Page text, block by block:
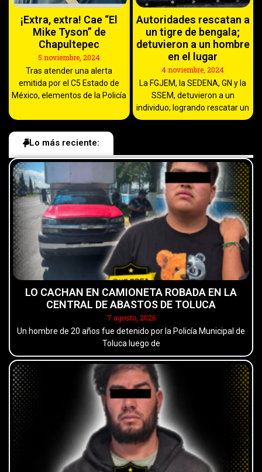
¡Extra, extra! Cae “El
Mike Tyson” de
Chapultepec
5 noviembre, 2024
Tras atender una alerta
emitida por el C5 Estado de
México, elementos de la Policía
Autoridades rescatan a
un tigre de bengala;
detuvieron a un hombre
en el lugar
4 noviembre, 2024
La FGJEM, la SEDENA, GN y la
SSEM, detuvieron a un
individuo; logrando rescatar un
Lo más reciente:
LO CACHAN EN CAMIONETA ROBADA EN LA
CENTRAL DE ABASTOS DE TOLUCA
7 agosto, 2026
Un hombre de 20 años fue detenido por la Policía Municipal de
Toluca luego de